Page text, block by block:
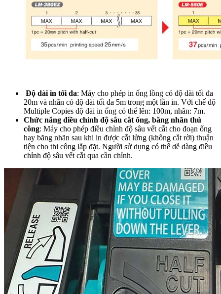
Độ dài in tối đa: Máy cho phép in ống lồng có độ dài tối đa
20m và nhãn có độ dài tối đa 5m trong một lần in. Với chế độ
Multiple Copies độ dài in ống có thể lên: 100m, nhãn: 7m.
Chức năng điều chỉnh độ sâu cắt ống, băng nhãn thủ
công: Máy cho phép điều chỉnh độ sâu vết cắt cho đoạn ống
hay băng nhãn sau khi in được cắt lửng (không cắt rời) thuận
tiện cho thi công lắp đặt. Người sử dụng có thể dễ dàng điều
chỉnh độ sâu vết cắt qua cần chỉnh.